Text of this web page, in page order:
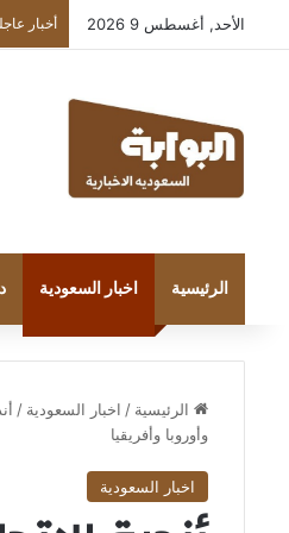
الأحد, أغسطس 9 2026 أخبار
الرئيسية اخبار السعودية
الرئيسية / اخبار السعودية /
وأوروبا وأفريقيا
اخبار السعودية